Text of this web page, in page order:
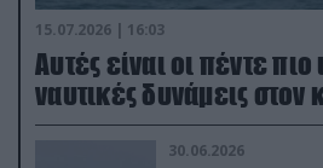
15.07.2026 | 16:03
Aυτές είναι οι πέντε
ναυτικές δυνάμεις στον
30.06.2026